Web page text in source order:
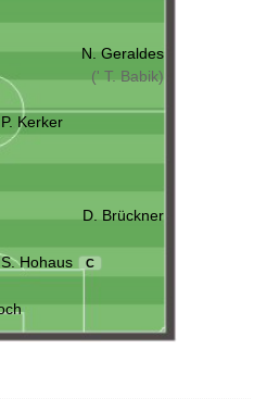
N. Geraldes
(' T. Babik)
P. Kerker
D. Brückner
S. Hohaus C